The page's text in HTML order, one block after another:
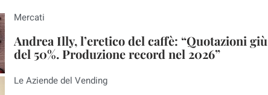
Mercati
Andrea Illy, l’eretico del caffè: “Quotazioni giù
del 50%. Produzione record nel 2026”
Le Aziende del Vending